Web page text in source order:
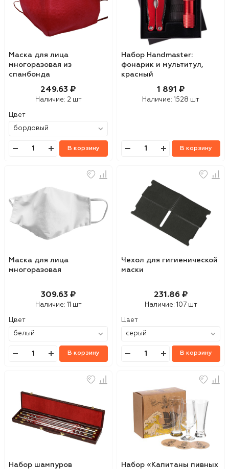
Маска для лица
многоразовая из
спанбонда
249.63 ₽
Наличие: 2 шт
Цвет
В корзину
Набор Handmaster:
фонарик и мультитул,
красный
1 891 ₽
Наличие: 1528 шт
В корзину
Маска для лица
многоразовая
309.63 ₽
Наличие: 11 шт
Цвет
В корзину
Чехол для гигиенической
маски
231.86 ₽
Наличие: 107 шт
Цвет
В корзину
Набор шампуров
Набор «Капитаны пивных